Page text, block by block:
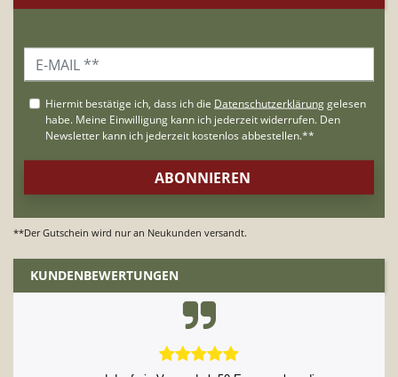
**Der Gutschein wird nur an Neukunden versandt.
KUNDENBEWERTUNGEN